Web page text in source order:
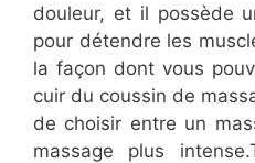
douleur, et il possède
pour détendre les
la façon dont vous
cuir du coussin de
de choisir entre un
massage plus